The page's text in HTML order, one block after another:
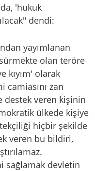
'hukuk
dendi:
yayımlanan
olan teröre
kıyım' olarak
zan
destek veren kişinin
ülkede kişiye
hiçbir şekilde
veren bu bildiri,
sağlamak devletin